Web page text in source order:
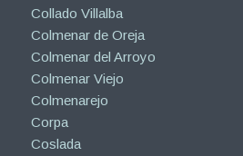
Collado Villalba
Colmenar de Oreja
Colmenar del Arroyo
Colmenar Viejo
Colmenarejo
Corpa
Coslada